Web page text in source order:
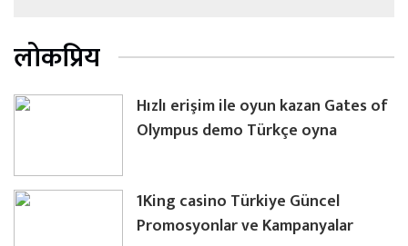
लोकप्रिय
Hızlı erişim ile oyun kazan Gates of
Olympus demo Türkçe oyna
1King casino Türkiye Güncel
Promosyonlar ve Kampanyalar